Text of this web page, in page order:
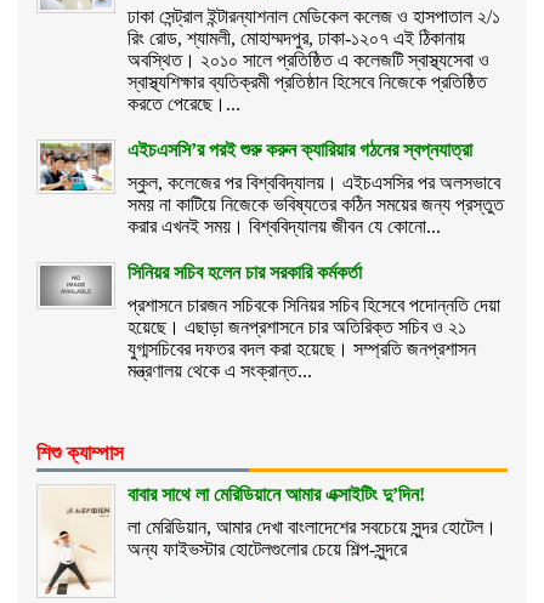
ঢাকা সেন্ট্রাল ইন্টারন্যাশনাল মেডিকেল কলেজ ও হাসপাতাল ২/১
রিং রোড, শ্যামলী, মোহাম্মদপুর, ঢাকা-১২০৭ এই ঠিকানায়
অবস্থিত। ২০১০ সালে প্রতিষ্ঠিত এ কলেজটি স্বাস্থ্যসেবা ও
স্বাস্থ্যশিক্ষার ব্যতিক্রমী প্রতিষ্ঠান হিসেবে নিজেকে প্রতিষ্ঠিত
করতে পেরেছে।...
এইচএসসি’র পরই শুরু করুন ক্যারিয়ার গঠনের স্বপ্নযাত্রা
স্কুল, কলেজের পর বিশ্ববিদ্যালয়। এইচএসসির পর অলসভাবে
সময় না কাটিয়ে নিজেকে ভবিষ্যতের কঠিন সময়ের জন্য প্রস্তুত
করার এখনই সময়। বিশ্ববিদ্যালয় জীবন যে কোনো...
সিনিয়র সচিব হলেন চার সরকারি কর্মকর্তা
প্রশাসনে চারজন সচিবকে সিনিয়র সচিব হিসেবে পদোন্নতি দেয়া
হয়েছে। এছাড়া জনপ্রশাসনে চার অতিরিক্ত সচিব ও ২১
যুগ্মসচিবের দফতর বদল করা হয়েছে। সম্প্রতি জনপ্রশাসন
মন্ত্রণালয় থেকে এ সংক্রান্ত...
শিশু ক্যাম্পাস
বাবার সাথে লা মেরিডিয়ানে আমার এক্সাইটিং দু’দিন!
লা মেরিডিয়ান, আমার দেখা বাংলাদেশের সবচেয়ে সুন্দর হোটেল।
অন্য ফাইভস্টার হোটেলগুলোর চেয়ে শিল্প-সুন্দরে